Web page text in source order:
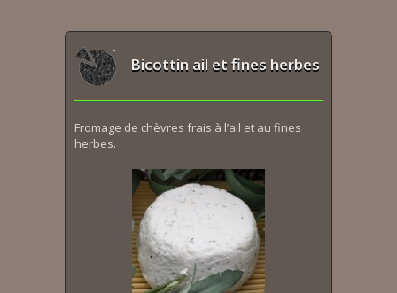
Bicottin ail et fines herbes
Fromage de chèvres frais à l’ail et au fines
herbes.